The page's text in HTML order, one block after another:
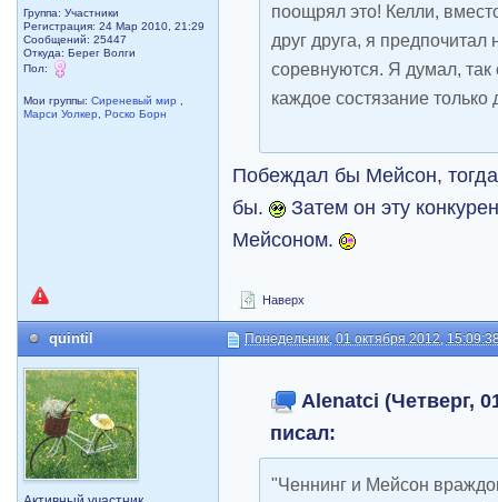
Группа: Участники
Регистрация: 24 Мар 2010, 21:29
Сообщений: 25447
Откуда: Берег Волги
Пол:
Мои группы:Сиреневый мир
Марси Уолкер
,Роско Борн
поощрял это! Келли,
друг друга, я предпочитал
соревнуются. Я думал, так
каждое состязание
Побеждал бы Мейсон,
бы.
Затем он эту
Мейсоном.
Наверх
quintil Понедельник, 01 октября 2012,
Alenatci (Четверг,
писал:
"Ченнинг и Мейсон